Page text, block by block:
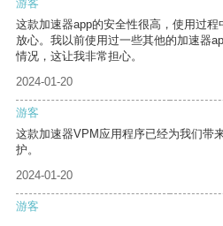
游客
这款加速器app的安全性很高，使用过
放心。我以前使用过一些其他的加速器
情况，这让我非常担心。
2024-01-20
游客
这款加速器VPM应用程序已经为我们带
护。
2024-01-20
游客